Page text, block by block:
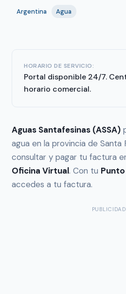
Argentina Agua
HORARIO DE SERVICIO:
Portal disponible 24/7.
horario comercial.
Aguas Santafesinas (ASSA)
agua en la provincia de Santa
consultar y pagar tu factura
Oficina Virtual. Con tu
accedes a tu factura.
PUBLICIDAD